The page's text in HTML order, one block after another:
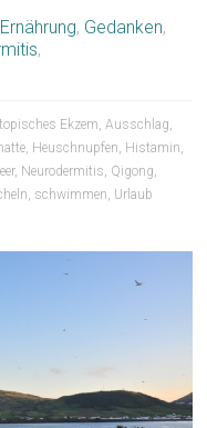
Ernährung, Gedanken,
,
Ekzem,Ausschlag,
, Heuschnupfen, Histamin,
, Neurodermitis, Qigong,
, schwimmen, Urlaub